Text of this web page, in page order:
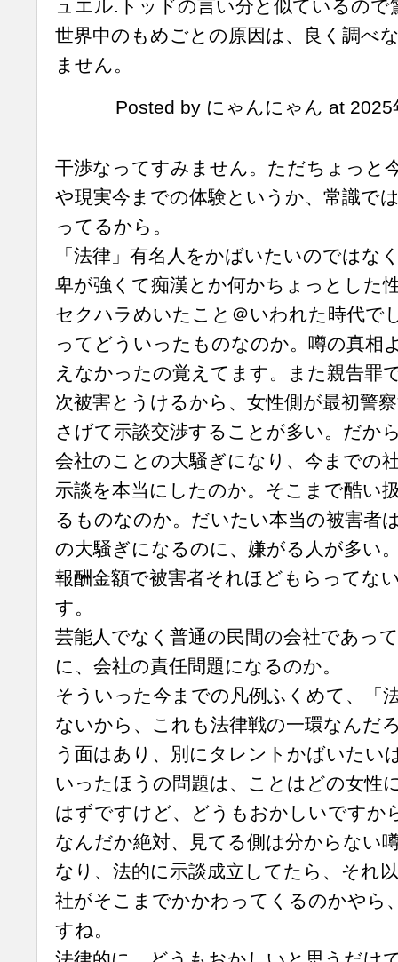
ュエル.トッドの言い分と似ているので
世界中のもめごとの原因は、良く調べ
ません。
Posted by にゃんにゃん at
干渉なってすみません。ただちょっと
や現実今までの体験というか、常識で
ってるから。
「法律」有名人をかばいたいのではな
卑が強くて痴漢とか何かちょっとした
セクハラめいたこと＠いわれた時代で
ってどういったものなのか。噂の真相
えなかったの覚えてます。また親告罪
次被害とうけるから、女性側が最初警
さげて示談交渉することが多い。だか
会社のことの大騒ぎになり、今までの
示談を本当にしたのか。そこまで酷い
るものなのか。だいたい本当の被害者
の大騒ぎになるのに、嫌がる人が多い
報酬金額で被害者それほどもらってな
す。
芸能人でなく普通の民間の会社であっ
に、会社の責任問題になるのか。
そういった今までの凡例ふくめて、「
ないから、これも法律戦の一環なんだ
う面はあり、別にタレントかばいたい
いったほうの問題は、ことはどの女性
はずですけど、どうもおかしいですか
なんだか絶対、見てる側は分からない
なり、法的に示談成立してたら、それ
社がそこまでかかわってくるのかやら
すね。